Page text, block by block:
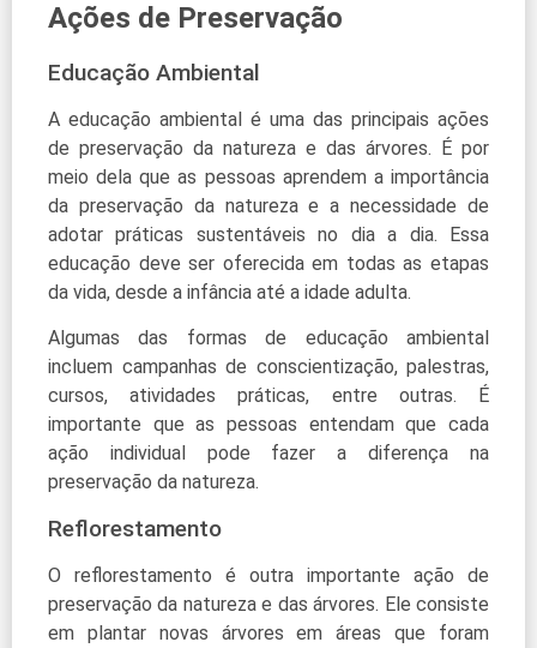
Ações de Preservação
Educação Ambiental
A educação ambiental é uma das principais ações
de preservação da natureza e das árvores. É por
meio dela que as pessoas aprendem a importância
da preservação da natureza e a necessidade de
adotar práticas sustentáveis no dia a dia. Essa
educação deve ser oferecida em todas as etapas
da vida, desde a infância até a idade adulta.
Algumas das formas de educação ambiental
incluem campanhas de conscientização, palestras,
cursos, atividades práticas, entre outras. É
importante que as pessoas entendam que cada
ação individual pode fazer a diferença na
preservação da natureza.
Reflorestamento
O reflorestamento é outra importante ação de
preservação da natureza e das árvores. Ele consiste
em plantar novas árvores em áreas que foram